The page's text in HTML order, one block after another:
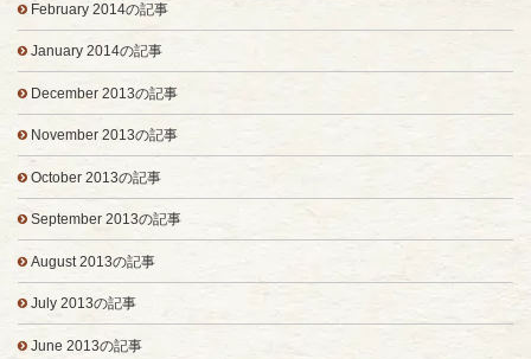
February 2014の記事
January 2014の記事
December 2013の記事
November 2013の記事
October 2013の記事
September 2013の記事
August 2013の記事
July 2013の記事
June 2013の記事